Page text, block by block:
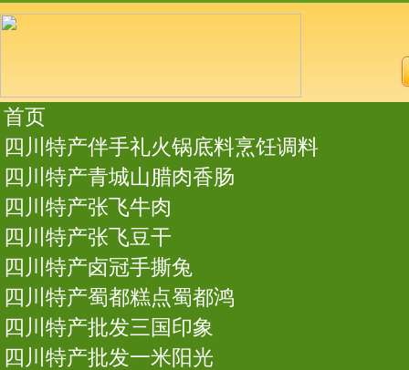
首页
四川特产伴手礼火锅底料烹饪调料
四川特产青城山腊肉香肠
四川特产张飞牛肉
四川特产张飞豆干
四川特产卤冠手撕兔
四川特产蜀都糕点蜀都鸿
四川特产批发三国印象
四川特产批发一米阳光